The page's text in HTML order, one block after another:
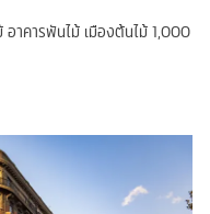
าคารพันไม้ เมืองต้นไม้ 1,000